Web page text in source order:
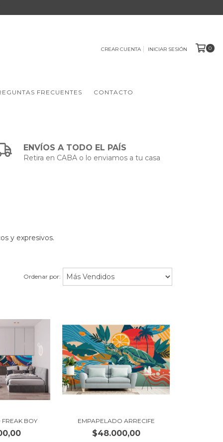
CREAR CUENTA INICIAR SESIÓN 0
FRECUENTES CONTACTO
ENVÍOS A TODO EL PAÍS
Retira en CABA o lo enviamos a tu casa
y expresivos.
Ordenar por:
BOY EMPAPELADO ARRECIFE
$48.000,00